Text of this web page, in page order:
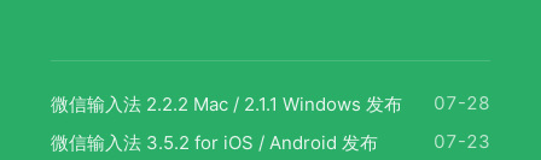
微信输入法 2.2.2 Mac / 2.1.1 Windows 发布
07-28
微信输入法 3.5.2 for iOS / Android 发布
07-23